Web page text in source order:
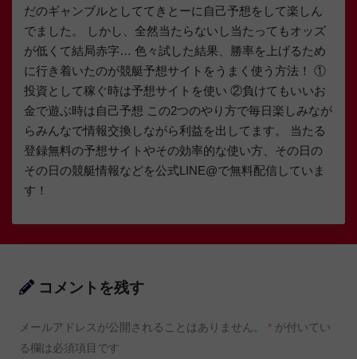
だのギャンブルとしててきとーに自己予想をして楽しん
でました。 しかし、全然当たらないし当たってもオッズ
が低くて結局赤字… 色々試した結果、勝率を上げるため
に行き着いたのが競艇予想サイトをうまく使う方法！ ①
投資として稼ぐ時は予想サイトを使い ②負けてもいいお
金で遊ぶ時は自己予想 この2つのやり方で毎日楽しみなが
らみんなで情報交換しながら利益を出してます。 当たる
登録無料の予想サイトやその効率的な使い方、その日の
その日の競艇情報などを公式LINE@で無料配信していま
す！
コメントを残す
メールアドレスが公開されることはありません。 * が付いてい
る欄は必須項目です